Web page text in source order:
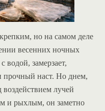
но на самом деле
весенних ночных
водой, замерзает,
прочный наст. Но днем,
лучей
и рыхлым, он заметно